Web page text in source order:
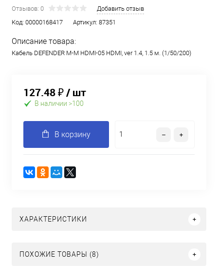
Отзывов: 0
Добавить отзыв
Код: 00000168417 Артикул: 87351
Описание товара:
Кабель DEFENDER M-M HDMI-05 HDMI, ver 1.4, 1.5 м. (1/50/200)
127.48 ₽/ шт
В наличии >100
В корзину
ХАРАКТЕРИСТИКИ
ПОХОЖИЕ ТОВАРЫ (8)